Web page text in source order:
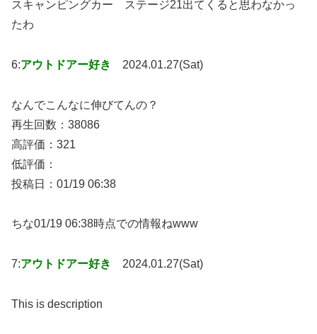
スキャンピングカー ステージ21出てくると思わなかっ
たわ
6:アウトドアー好き 2024.01.27(Sat)
なんでこんなに伸びてんの？
再生回数：38086
高評価：321
低評価：
投稿日：01/19 06:38
ちな01/19 06:38時点での情報ねwww
7:アウトドアー好き 2024.01.27(Sat)
This is description